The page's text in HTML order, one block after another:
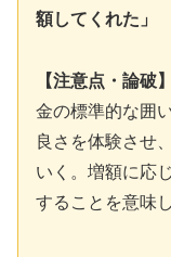
額してくれた」
【注意点・論破】
金の標準的な囲
良さを体験させ
いく。増額に応
することを意味